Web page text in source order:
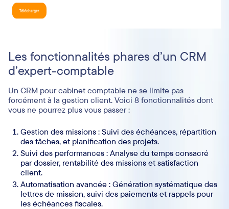
Les fonctionnalités phares d’un CRM
d’expert-comptable
Un CRM pour cabinet comptable ne se limite pas
forcément à la gestion client. Voici 8 fonctionnalités dont
vous ne pourrez plus vous passer :
Gestion des missions : Suivi des échéances, répartition
des tâches, et planification des projets.
Suivi des performances : Analyse du temps consacré
par dossier, rentabilité des missions et satisfaction
client.
Automatisation avancée : Génération systématique des
lettres de mission, suivi des paiements et rappels pour
les échéances fiscales.